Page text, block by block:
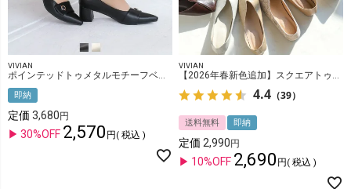
VIVIAN
ポインテッドトゥメタルモチーフベルトパンプス
即納
定価 3,680
30%OFF 2,570 税込
VIVIAN
【2026年春新色追加】スクエアトゥ切り替えデザインバブーシュ
4.4 （39）
送料無料 即納
定価 2,990
10%OFF 2,690 税込